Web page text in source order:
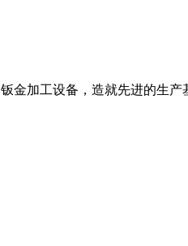
金加工设备，造就先进的生